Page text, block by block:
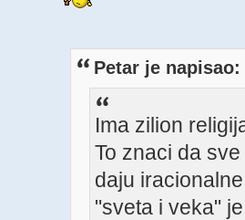
Petar je napisao:
Ima zilion
To znaci da
daju
"sveta i veka"